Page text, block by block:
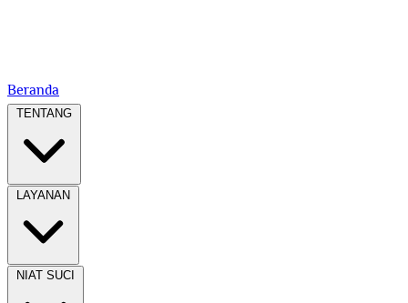
Beranda
TENTANG
LAYANAN
NIAT SUCI